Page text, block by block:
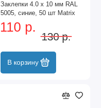
Заклепки 4.0 х 10 мм RAL
5005, синие, 50 шт Matrix
110 р.
130 р.
В корзину